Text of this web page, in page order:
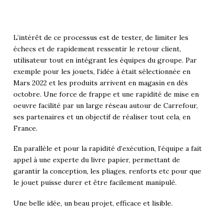
L’intérêt de ce processus est de tester, de limiter les
échecs et de rapidement ressentir le retour client,
utilisateur tout en intégrant les équipes du groupe. Par
exemple pour les jouets, l’idée à était sélectionnée en
Mars 2022 et les produits arrivent en magasin en dès
octobre. Une force de frappe et une rapidité de mise en
oeuvre facilité par un large réseau autour de Carrefour,
ses partenaires et un objectif de réaliser tout cela, en
France.
En parallèle et pour la rapidité d’exécution, l’équipe a fait
appel à une experte du livre papier, permettant de
garantir la conception, les pliages, renforts etc pour que
le jouet puisse durer et être facilement manipulé.
Une belle idée, un beau projet, efficace et lisible.